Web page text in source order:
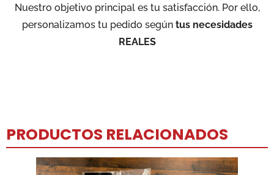
Nuestro objetivo principal es tu satisfacción. Por ello,
personalizamos tu pedido según tus necesidades
REALES
PRODUCTOS RELACIONADOS